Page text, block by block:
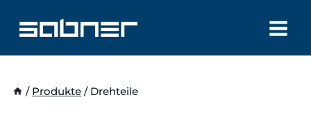
Inhalt
springen
/ Produkte / Drehteile